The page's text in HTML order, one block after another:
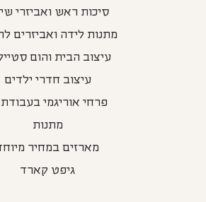
סיכות ראש ואביזרי
מתנות לידה ואביזרים
עיצוב הבית והום
עיצוב חדרי ילדים
פרחי אוריגמי בעבודת
מתנות
מארזים במחיר
גיפט קארד